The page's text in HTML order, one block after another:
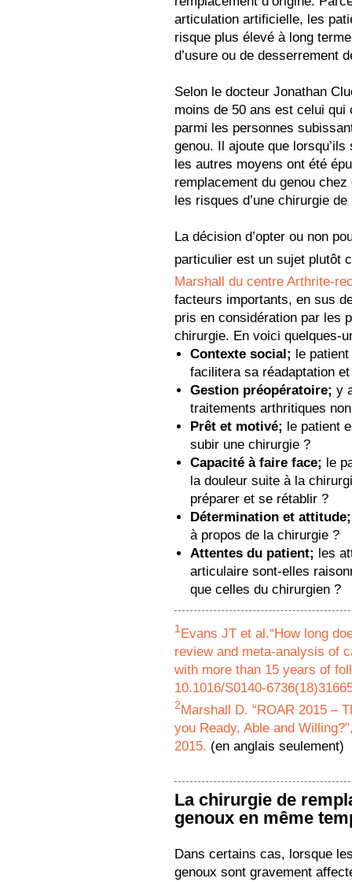
articulation artificielle, les
risque plus élevé à long
d’usure ou de desserrement
Selon le docteur Jonathan
moins de 50 ans est celui
parmi les personnes
genou. Il ajoute que
les autres moyens ont été
remplacement du genou
les risques d’une chirurgie
La décision d’opter ou non
particulier est un sujet plutôt
Marshall du centre Arthrite-
facteurs importants, en sus
pris en considération par les
chirurgie. En voici quelques-
Contexte social; le
facilitera sa réadaptation
Gestion préopératoire; y
traitements arthritiques
Prêt et motivé; le patient
subir une chirurgie ?
Capacité à faire face; le
la douleur suite à la
préparer et se rétablir ?
Détermination et attitude;
à propos de la chirurgie ?
Attentes du patient; les
articulaire sont-elles
que celles du chirurgien ?
1 Evans JT et al.“How long
review and meta-analysis of
with more than 15 years of
10.1016/S0140-
2Marshall D. “ROAR 2015 –
you Ready, Able and
2015. (en anglais seulement)
La chirurgie de
genoux en même
Dans certains cas, lorsque
genoux sont gravement